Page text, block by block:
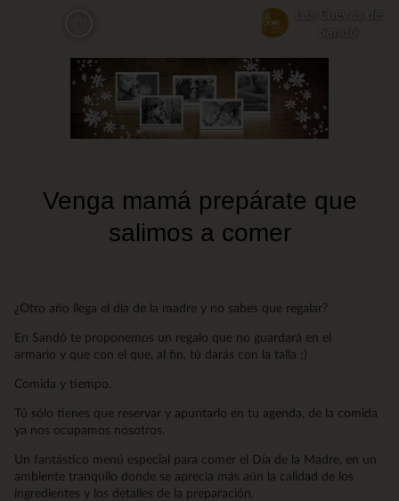
Las Cuevas de
Venga mamá prepárate que
salimos a comer
¿Otro año llega el día de la madre y no sabes que regalar?
En Sandó te proponemos un regalo que no guardará en el
armario y que con el que, al fin, tú darás con la talla ;)
Comida y tiempo.
Tú sólo tienes que reservar y apuntarlo en tu agenda, de la comida
ya nos ocupamos nosotros.
Un fantástico menú especial para comer el Día de la Madre, en un
ambiente tranquilo donde se aprecia más aún la calidad de los
ingredientes y los detalles de la preparación.